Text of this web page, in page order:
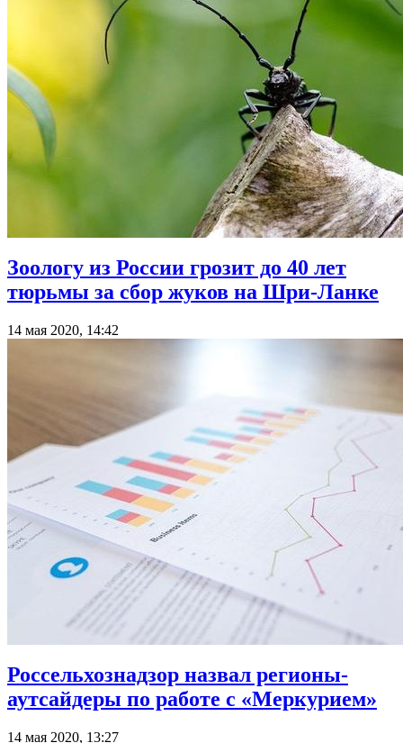
Зоологу из России грозит до 40 лет
тюрьмы за сбор жуков на Шри-Ланке
14 мая 2020, 14:42
Россельхознадзор назвал регионы-
аутсайдеры по работе с «Меркурием»
14 мая 2020, 13:27